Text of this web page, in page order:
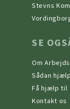
Stevns
SE
Om
Sådan
Få hjælp til
Kontakt os